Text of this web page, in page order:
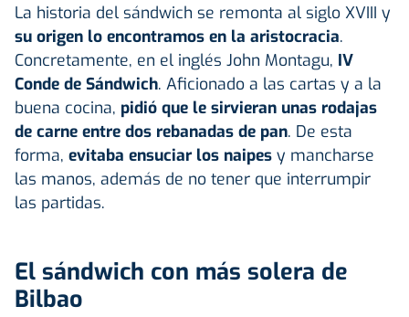
La historia del sándwich se remonta al siglo XVIII y
su origen lo encontramos en la aristocracia.
Concretamente, en el inglés John Montagu, IV
Conde de Sándwich. Aficionado a las cartas y a la
buena cocina, pidió que le sirvieran unas rodajas
de carne entre dos rebanadas de pan. De esta
forma, evitaba ensuciar los naipes y mancharse
las manos, además de no tener que interrumpir
las partidas.
El sándwich con más solera de
Bilbao